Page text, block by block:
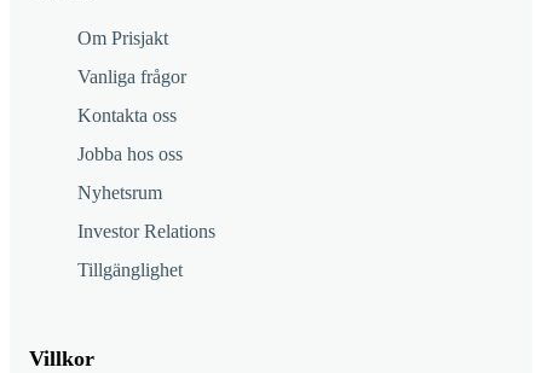
Om Prisjakt
Vanliga frågor
Kontakta oss
Jobba hos oss
Nyhetsrum
Investor Relations
Tillgänglighet
Villkor